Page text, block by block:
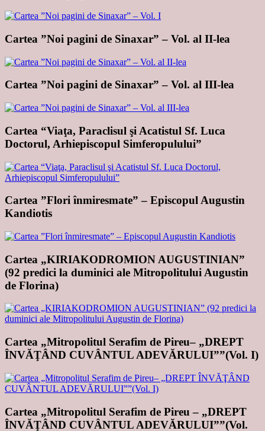
Cartea ”Noi pagini de Sinaxar” – Vol. al II-lea
Cartea ”Noi pagini de Sinaxar” – Vol. al III-lea
Cartea “Viaţa, Paraclisul şi Acatistul Sf. Luca
Doctorul, Arhiepiscopul Simferopulului”
Cartea ”Flori înmiresmate” – Episcopul Augustin
Kandiotis
Cartea „KIRIAKODROMION AUGUSTINIAN”
(92 predici la duminici ale Mitropolitului Augustin
de Florina)
Cartea „Mitropolitul Serafim de Pireu– „DREPT
ÎNVĂŢÂND CUVÂNTUL ADEVĂRULUI””(Vol. I)
Cartea „Mitropolitul Serafim de Pireu – „DREPT
ÎNVĂŢÂND CUVÂNTUL ADEVĂRULUI””(Vol.